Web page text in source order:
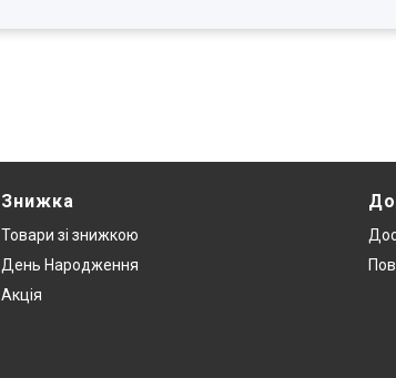
Знижка
Товари зi знижкою
День Народження
Акція